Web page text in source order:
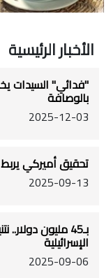
الأخبار الرئيسية
"فدائي" السيدات
بالوصافة
2025-12-03
تحقيق أميركي يربط بين وفاة 25
2025-09-13
بـ45 مليون
الإسرائيلية
2025-09-06